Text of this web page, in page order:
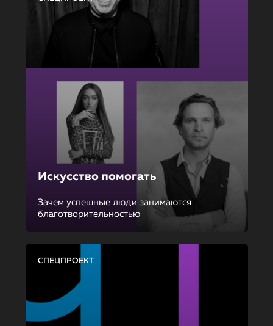
Искусство помогать
Зачем успешные люди занимаются
благотворительностью
СПЕЦПРОЕКТ